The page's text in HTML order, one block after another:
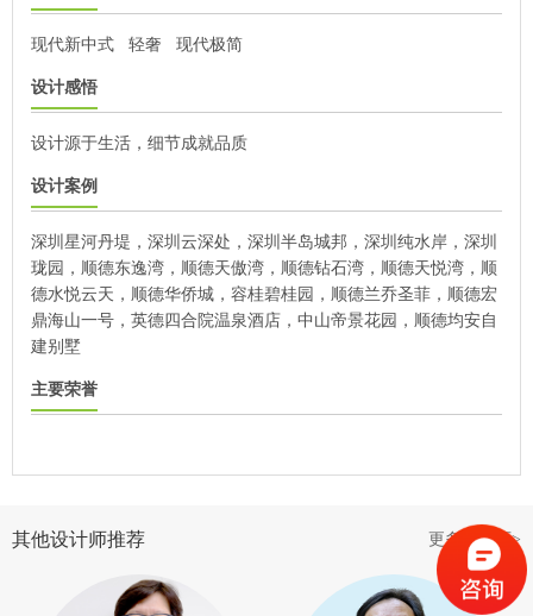
现代新中式 轻奢 现代极简
设计感悟
设计源于生活，细节成就品质
设计案例
深圳星河丹堤，深圳云深处，深圳半岛城邦，深圳纯水岸，深圳
珑园，顺德东逸湾，顺德天傲湾，顺德钻石湾，顺德天悦湾，顺
德水悦云天，顺德华侨城，容桂碧桂园，顺德兰乔圣菲，顺德宏
鼎海山一号，英德四合院温泉酒店，中山帝景花园，顺德均安自
建别墅
主要荣誉
更多设计师>
其他设计师推荐